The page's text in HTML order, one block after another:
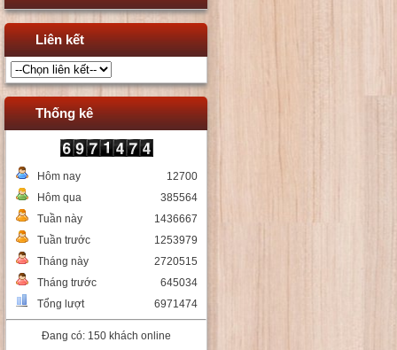
Liên kết
Thống kê
Hôm nay
12700
Hôm qua
385564
Tuần này
1436667
Tuần trước
1253979
Tháng này
2720515
Tháng trước
645034
Tổng lượt
6971474
Đang có: 150 khách online